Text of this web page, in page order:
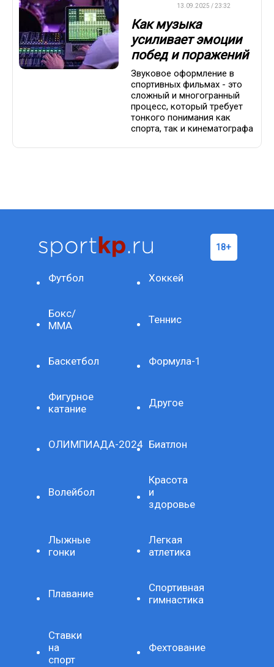
13.09.2025 / 23:32
Как музыка
усиливает эмоции
побед и поражений
Звуковое оформление в
спортивных фильмах - это
сложный и многогранный
процесс, который требует
тонкого понимания как
спорта, так и кинематографа
Футбол Хоккей
Бокс/
ММА
Теннис
Баскетбол Формула-1
Фигурное
катание
Другое
ОЛИМПИАДА-2024 Биатлон
Волейбол
Красота
и
здоровье
Лыжные
гонки
Легкая
атлетика
Плавание
Спортивная
гимнастика
Ставки
на
спорт
Фехтование